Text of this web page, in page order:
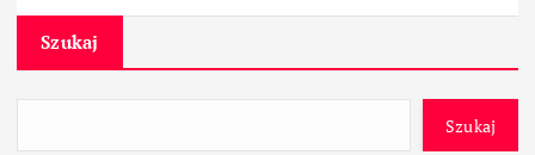
Szukaj
Szukaj